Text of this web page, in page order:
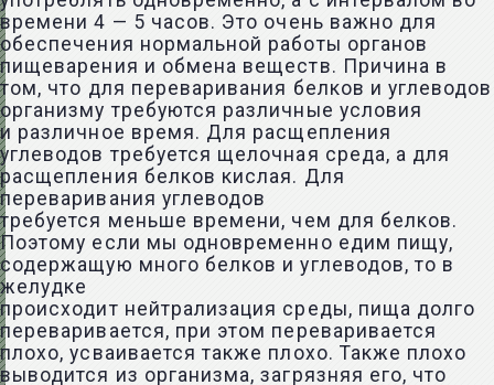
времени 4 — 5 часов. Это очень важно для
обеспечения нормальной работы органов
пищеварения и обмена веществ. Причина в
том, что для переваривания белков и углеводов
организму требуются различные условия
и различное время. Для расщепления
углеводов требуется щелочная среда, а для
расщепления белков кислая. Для
переваривания углеводов
требуется меньше времени, чем для белков.
Поэтому если мы одновременно едим пищу,
содержащую много белков и углеводов, то в
желудке
происходит нейтрализация среды, пища долго
переваривается, при этом переваривается
плохо, усваивается также плохо. Также плохо
выводится из организма, загрязняя его, что